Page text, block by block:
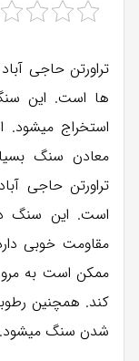
تراورتن حاجی
ها است. این
استخراج
معادن سنگ
تراورتن حاجی
است. این سنگ
مقاومت خوبی
ممکن است به
کند. همچنین
شدن سنگ میشود.